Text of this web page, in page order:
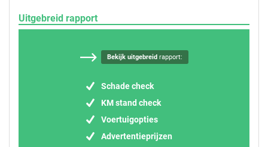
Uitgebreid rapport
Bekijk uitgebreid rapport:
Schade check
KM stand check
Voertuigopties
Advertentieprijzen